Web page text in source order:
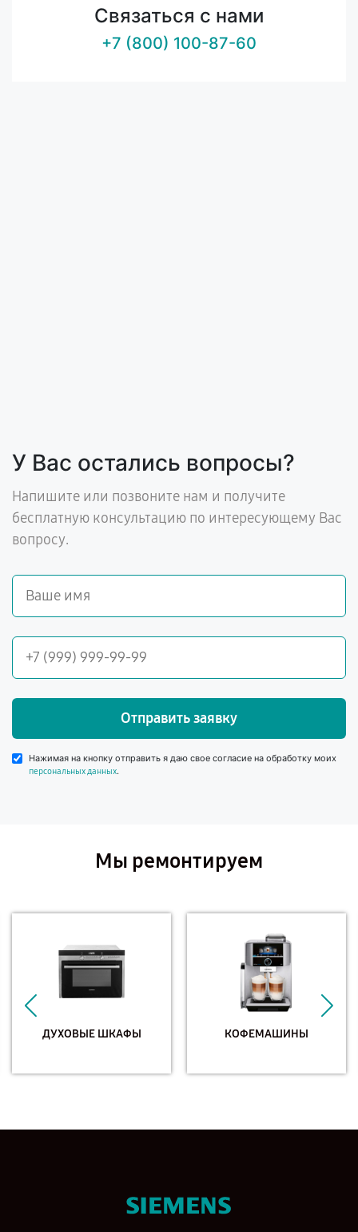
Связаться с нами
+7 (800) 100-87-60
У Вас остались вопросы?
Напишите или позвоните нам и получите
бесплатную консультацию по интересующему Вас
вопросу.
Отправить заявку
Нажимая на кнопку отправить я даю свое согласие на обработку моих
персональных данных.
Мы ремонтируем
ДУХОВЫЕ ШКАФЫ КОФЕМАШИНЫ